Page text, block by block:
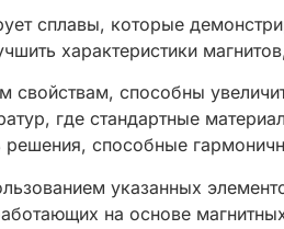
сплавы, которые
характеристики
способны
где стандартные
решения, способные
указанных
на основе